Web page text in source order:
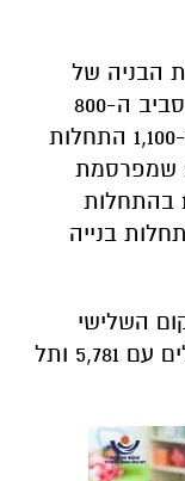
הבניה של
דירות חדשות, שעמדו במשך שנים סביב ה-800
התחלות בניה, וזינקו למעט יותר מ-1,100 התחלות
בנייה. כעת, הנתונים של שנת 2023 שמפרסמת
הלמ"ס, מצביעים על זינוק של 125% בהתחלות
בעיר - ובמספרים: 2,588 התחלות בנייה
השלישי
בארץ בהתחלות בנייה, אחרי ירושלים עם 5,781 ותל